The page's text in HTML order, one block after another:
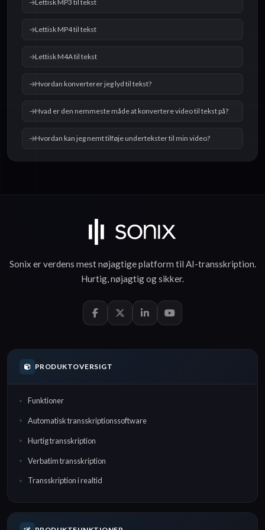
Lettisk MP3 til tekst
Lettisk MP4 til tekst
Lettisk M4A til tekst
Hvordan konverterer jeg lyd til tekst?
Hvad er den nemmeste måde at konvertere video til tekst på?
Hvordan kan jeg nemt tilføje undertekster til min video?
Sonix er verdens mest nøjagtige platform til AI-transskription.
Hurtig,nøjagtigogsikker.
PRODUKTOVERSIGT
Funktioner
Automatisk transskriptionssoftware
Hurtig transskription
Verbatim transskription
Transskription i realtid